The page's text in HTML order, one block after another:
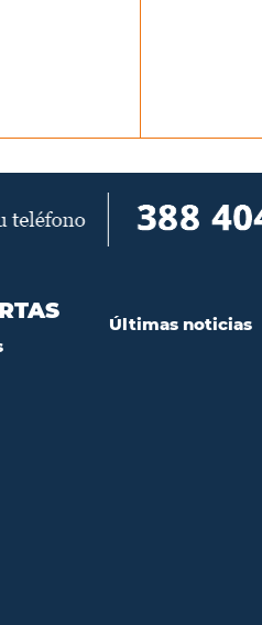
Últimas noticias